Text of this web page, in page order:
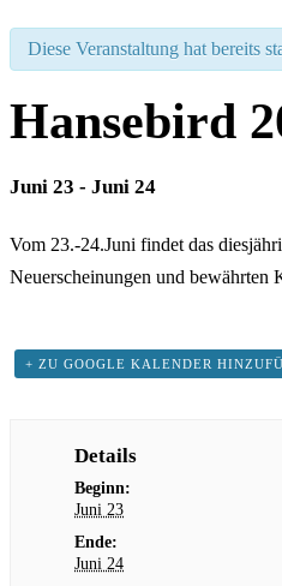
Diese Veranstaltung hat bereits
Hansebird
Juni 23 - Juni 24
Vom 23.-24.Juni findet das
Neuerscheinungen und bewährten
+ ZU GOOGLE KALENDER
Details
Beginn:
Juni 23
Ende:
Juni 24